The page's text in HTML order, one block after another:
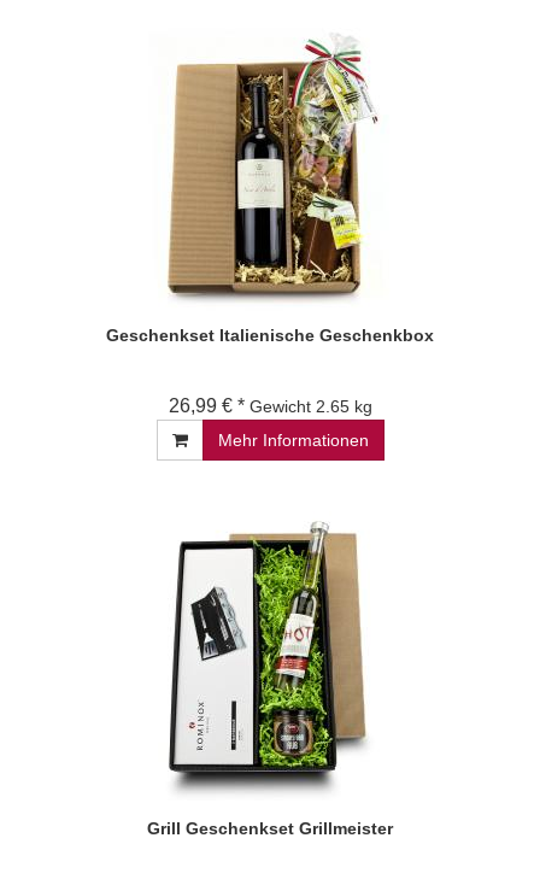
Geschenkset Italienische Geschenkbox
26,99 € * Gewicht 2.65 kg
Mehr Informationen
Grill Geschenkset Grillmeister